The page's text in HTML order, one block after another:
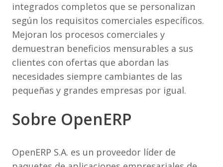
integrados completos que se personalizan
según los requisitos comerciales específicos.
Mejoran los procesos comerciales y
demuestran beneficios mensurables a sus
clientes con ofertas que abordan las
necesidades siempre cambiantes de las
pequeñas y grandes empresas por igual.
Sobre OpenERP
OpenERP S.A. es un proveedor líder de